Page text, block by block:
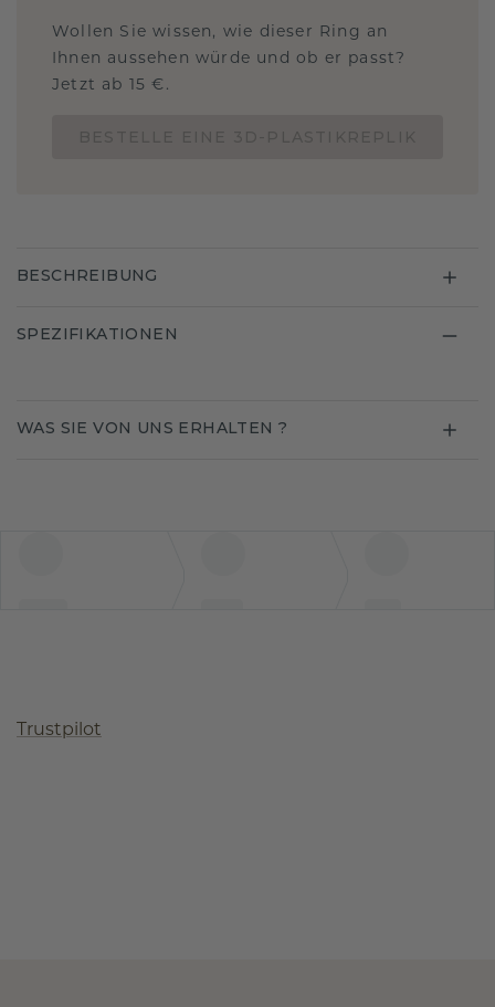
Wollen Sie wissen, wie dieser Ring an
Ihnen aussehen würde und ob er passt?
Jetzt ab 15 €.
BESCHREIBUNG
SPEZIFIKATIONEN
WAS SIE VON UNS ERHALTEN ?
Trustpilot